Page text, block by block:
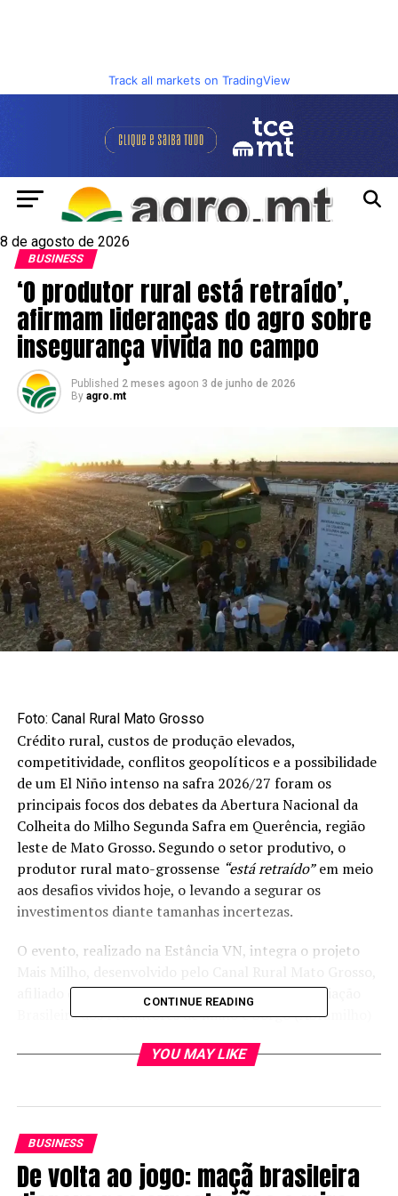
Track all markets on TradingView
8 de agosto de 2026
BUSINESS
‘O produtor rural está retraído’,
afirmam lideranças do agro sobre
insegurança vivida no campo
Published 2 meses agoon 3 de junho de 2026
By agro.mt
Foto: Canal Rural Mato Grosso
Crédito rural, custos de produção elevados,
competitividade, conflitos geopolíticos e a possibilidade
de um El Niño intenso na safra 2026/27 foram os
principais focos dos debates da Abertura Nacional da
Colheita do Milho Segunda Safra em Querência, região
leste de Mato Grosso. Segundo o setor produtivo, o
produtor rural mato-grossense “está retraído”em meio
aos desafios vividos hoje, o levando a segurar os
investimentos diante tamanhas incertezas.
O evento, realizado na Estância VN, integra o projeto
afiliado do Canal Rural, em parceria com a Associação
Brasileira dos Produtores de Milho e Sorgo (Abramilho)
Grosso (Aprosoja Mato Grosso).
nos 10 anos do projeto Mais Milho. O encontro contou
com dois painéis técnicos voltados aos desafios
enfrentados pelos produtores e às oportunidades que
CONTINUE READING
YOU MAY LIKE
BUSINESS
De volta ao jogo: maçã brasileira